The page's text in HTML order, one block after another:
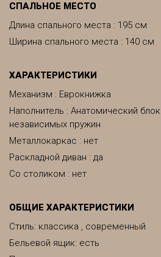
CПАЛЬНОЕ МЕСТО
Длина спального места : 195 см
Ширина спального места : 140 см
ХАРАКТЕРИСТИКИ
Механизм : Еврокнижка
Наполнитель : Анатомический блок
независимых пружин
Металлокаркас : нет
Раскладной диван : да
Со столиком : нет
ОБЩИЕ ХАРАКТЕРИСТИКИ
Стиль: классика , современный
Бельевой ящик: есть